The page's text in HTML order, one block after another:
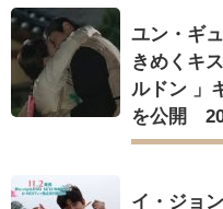
ユン・ギ
きめくキ
ルドン 」
を公開
イ・ジョ